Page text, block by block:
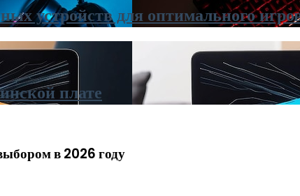
устройств для оптимального
плате
в 2026 году